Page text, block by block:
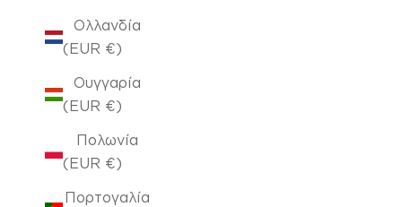
Ολλανδία
(EUR €)
Ουγγαρία
(EUR €)
Πολωνία
(EUR €)
Πορτογαλία